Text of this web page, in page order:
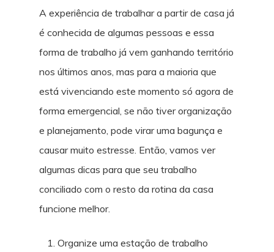
A experiência de trabalhar a partir de casa já
é conhecida de algumas pessoas e essa
forma de trabalho já vem ganhando território
nos últimos anos, mas para a maioria que
está vivenciando este momento só agora de
forma emergencial, se não tiver organização
e planejamento, pode virar uma bagunça e
causar muito estresse. Então, vamos ver
algumas dicas para que seu trabalho
conciliado com o resto da rotina da casa
funcione melhor.
Organize uma estação de trabalho